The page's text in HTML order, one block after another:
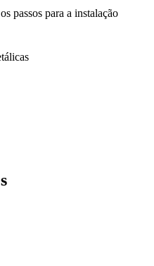
passos para a instalação